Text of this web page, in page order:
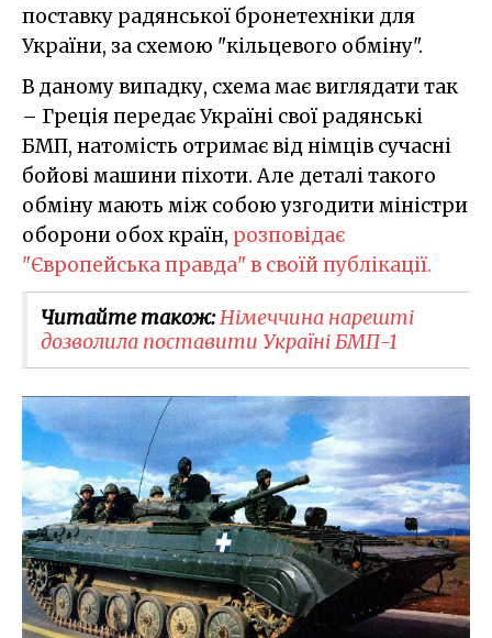
поставку радянської бронетехніки для
України, за схемою "кільцевого обміну".
В даному випадку, схема має виглядати так
– Греція передає Україні свої радянські
БМП, натомість отримає від німців сучасні
бойові машини піхоти. Але деталі такого
обміну мають між собою узгодити міністри
оборони обох країн, розповідає
"Європейська правда" в своїй публікації.
Читайте також:Німеччина нарешті
дозволила поставити Україні БМП-1